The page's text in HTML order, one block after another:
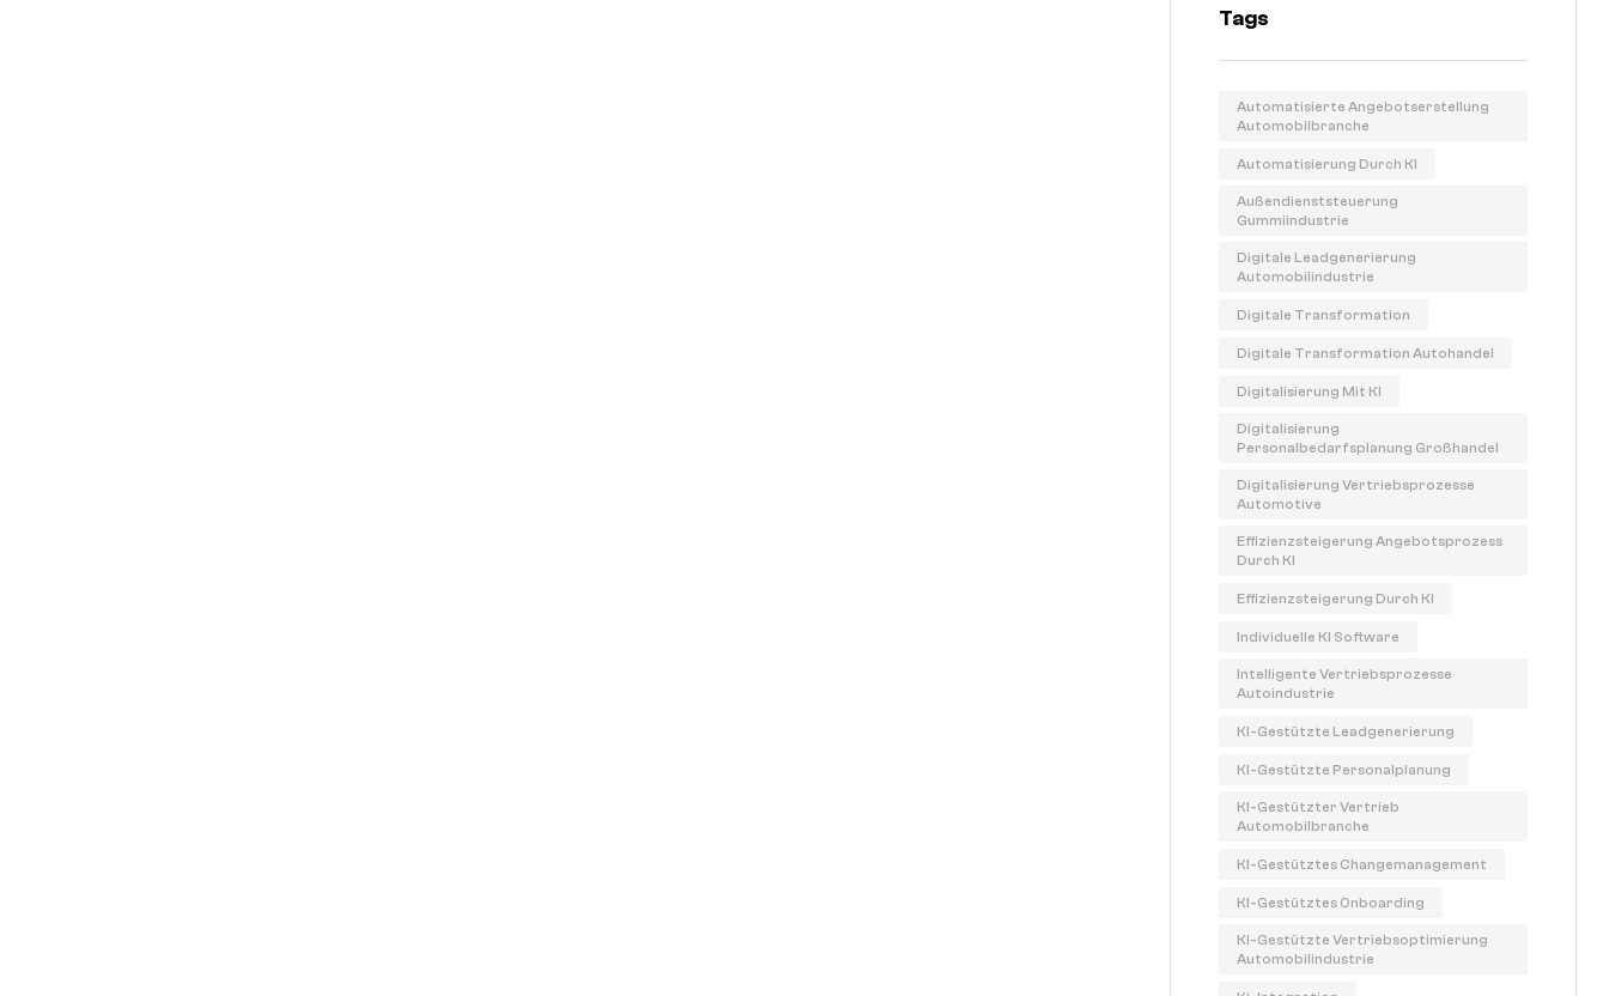
Tags
Automatisierte Angebotserstellung
Automobilbranche
Automatisierung Durch KI
Außendienststeuerung
Gummiindustrie
Digitale Leadgenerierung
Automobilindustrie
Digitale Transformation
Digitale Transformation Autohandel
Digitalisierung Mit KI
Digitalisierung
Personalbedarfsplanung Großhandel
Digitalisierung Vertriebsprozesse
Automotive
Effizienzsteigerung Angebotsprozess
Durch KI
Effizienzsteigerung Durch KI
Individuelle KI Software
Intelligente Vertriebsprozesse
Autoindustrie
KI-Gestützte Leadgenerierung
KI-Gestützte Personalplanung
KI-Gestützter Vertrieb
Automobilbranche
KI-Gestütztes Changemanagement
KI-Gestütztes Onboarding
KI-Gestützte Vertriebsoptimierung
Automobilindustrie